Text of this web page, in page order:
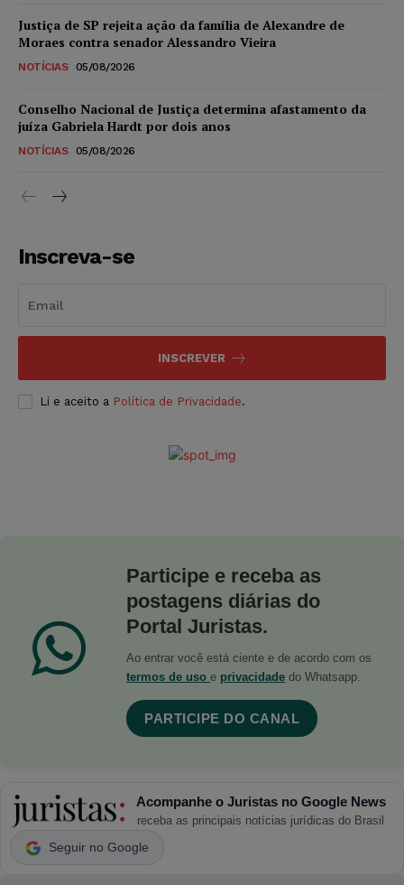
Justiça de SP rejeita ação da família de Alexandre de
Moraes contra senador Alessandro Vieira
NOTÍCIAS 05/08/2026
Conselho Nacional de Justiça determina afastamento da
juíza Gabriela Hardt por dois anos
NOTÍCIAS 05/08/2026
Inscreva-se
INSCREVER
Li e aceito a Política de Privacidade.
Participe e receba as
postagens diárias do
Portal Juristas.
Ao entrar você está ciente e de acordo com os
termos de uso e privacidade do Whatsapp.
PARTICIPE DO CANAL
Acompanhe o Juristas no Google News
receba as principais notícias jurídicas do Brasil
Seguir no Google